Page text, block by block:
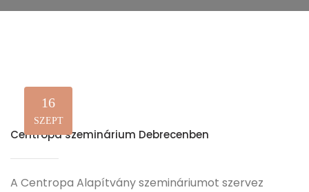
16
SZEPT
Centropa szeminárium Debrecenben
A Centropa Alapítvány szemináriumot szervez